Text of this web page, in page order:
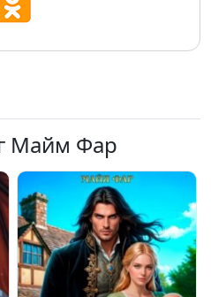
Майм Фар